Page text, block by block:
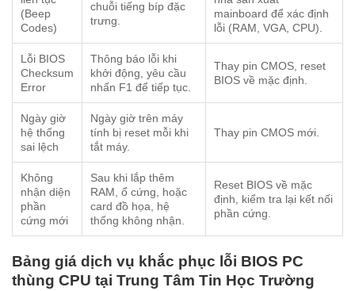
(Beep
Codes)
chuỗi tiếng bíp đặc
trưng.
mainboard để xác định
lỗi (RAM, VGA, CPU).
Lỗi BIOS
Checksum
Error
Thông báo lỗi khi
khởi động, yêu cầu
nhấn F1 để tiếp tục.
Thay pin CMOS, reset
BIOS về mặc định.
Ngày giờ
hệ thống
sai lệch
Ngày giờ trên máy
tính bị reset mỗi khi
tắt máy.
Thay pin CMOS mới.
Không
nhận diện
phần
cứng mới
Sau khi lắp thêm
RAM, ổ cứng, hoặc
card đồ họa, hệ
thống không nhận.
Reset BIOS về mặc
định, kiểm tra lại kết nối
phần cứng.
Bảng giá dịch vụ khắc phục lỗi BIOS PC
thùng CPU tại Trung Tâm Tin Học Trường